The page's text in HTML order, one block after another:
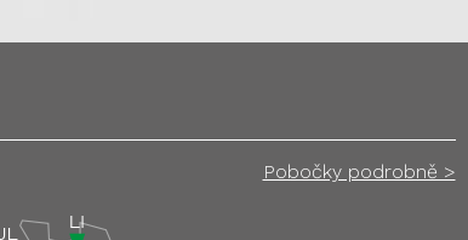
Pobočky podrobně >